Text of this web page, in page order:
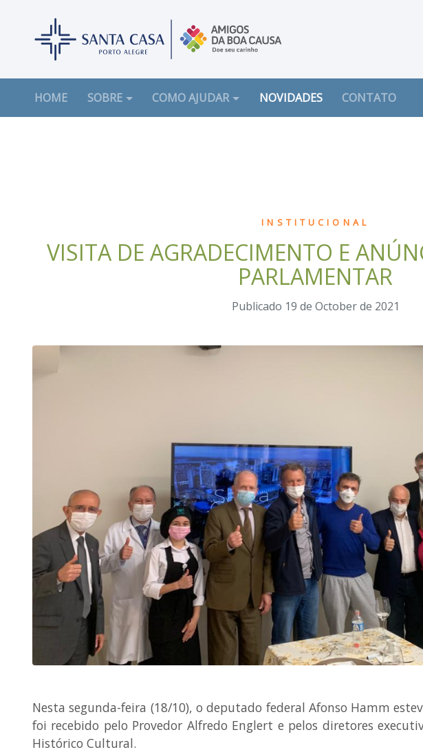
HOME(CURRENT)
SOBRE COMO AJUDAR NOVIDADES CONTATO
INSTITUCIONAL
VISITA DE AGRADECIMENTO E
PARLAMENTAR
Publicado 19 de October de 2021
Nesta segunda-feira (18/10), o deputado federal Afonso Hamm
foi recebido pelo Provedor Alfredo Englert e pelos diretores
Histórico Cultural.